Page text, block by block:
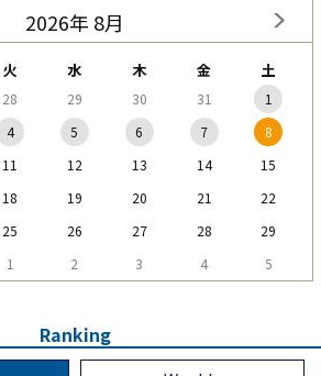
2026年 8月
火 水 木 金 土
28 29 30 31
1
4 5 6 7
8
11 12 13 14
15
18 19 20 21
22
25 26 27 28
29
1 2 3 4 5
Ranking